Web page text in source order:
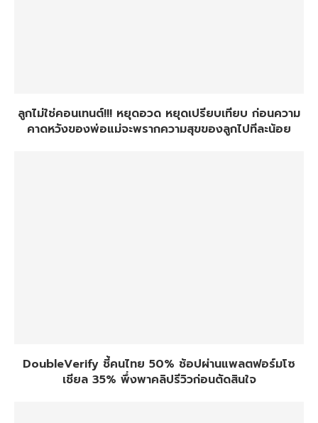
ลูกไม่ใช่คอนเทนต์!!! หยุดอวด หยุดเปรียบเทียบ ก่อนความ
คาดหวังของพ่อแม่จะพรากความสุขของลูกไปทีละน้อย
DoubleVerify ชี้คนไทย 50% ช้อปผ่านแพลตฟอร์มโซ
เชียล 35% พึ่งพาคลิปรีวิวก่อนตัดสินใจ